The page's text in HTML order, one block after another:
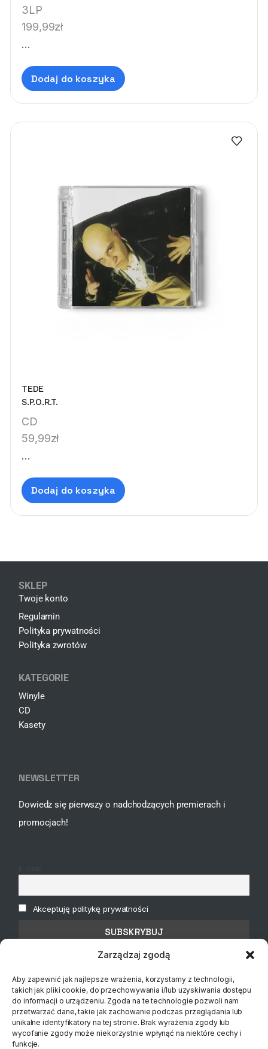
Zarządzaj zgodą
Aby zapewnić jak najlepsze wrażenia, korzystamy z technologii,
takich jak pliki cookie, do przechowywania i/lub uzyskiwania dostępu
do informacji o urządzeniu. Zgoda na te technologie pozwoli nam
przetwarzać dane, takie jak zachowanie podczas przeglądania lub
unikalne identyfikatory na tej stronie. Brak wyrażenia zgody lub
wycofanie zgody może niekorzystnie wpłynąć na niektóre cechy i
funkcje.
3LP
199,99zł
...
Dodaj do koszyka
TEDE
S.P.O.R.T.
CD
59,99zł
...
Dodaj do koszyka
SKLEP
Twoje konto
Regulamin
Polityka prywatności
Polityka zwrotów
KATEGORIE
Winyle
CD
Kasety
NEWSLETTER
Dowiedz się pierwszy o nadchodzących premierach i
promocjach!
Akceptuję politykę prywatności